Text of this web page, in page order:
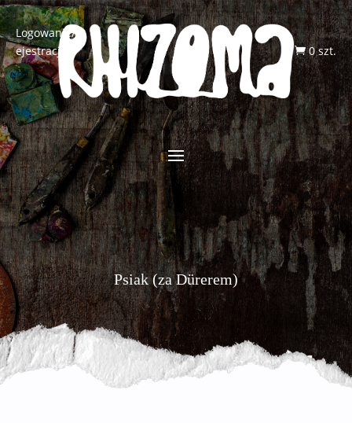
Logowanie/R
ejestracja
 0 szt.
Psiak (za Dürerem)